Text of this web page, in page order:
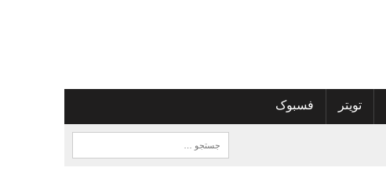
تویتر فسبوک